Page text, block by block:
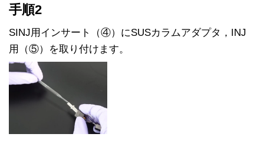
手順2
SINJ用インサート（④）にSUSカラムアダプタ，INJ
用（⑤）を取り付けます。